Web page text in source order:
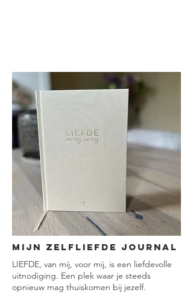
Mijn zelfliefde journal
LIEFDE, van mij, voor mij, is een liefdevolle
uitnodiging. Een plek waar je steeds
opnieuw mag thuiskomen bij jezelf.